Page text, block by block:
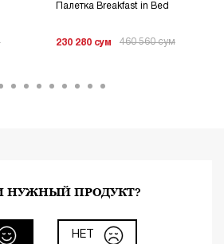
Палетка Breakfast in Bed
230 280 сум 460 560сум
ПРОДУКТ?
НЕТ